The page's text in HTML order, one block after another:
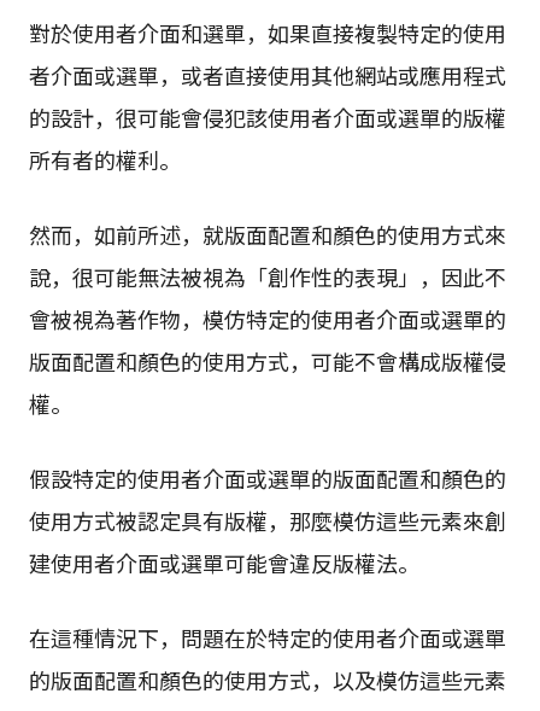
對於使用者介面和選單，如果直接複製特定的使用
者介面或選單，或者直接使用其他網站或應用程式
的設計，很可能會侵犯該使用者介面或選單的版權
所有者的權利。
然而，如前所述，就版面配置和顏色的使用方式來
說，很可能無法被視為「創作性的表現」，因此不
會被視為著作物，模仿特定的使用者介面或選單的
版面配置和顏色的使用方式，可能不會構成版權侵
權。
假設特定的使用者介面或選單的版面配置和顏色的
使用方式被認定具有版權，那麼模仿這些元素來創
建使用者介面或選單可能會違反版權法。
在這種情況下，問題在於特定的使用者介面或選單
的版面配置和顏色的使用方式，以及模仿這些元素